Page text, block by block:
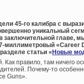
45-го калибра с
уникальный
заключительной главе,
миллиметровый «Career
статьи «Новые
правило, там ничего
Почему-то
Guns».